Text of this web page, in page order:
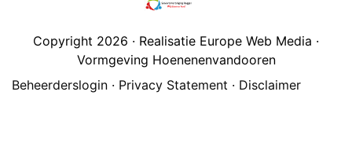
Copyright 2026 · Realisatie Europe Web Media ·
Vormgeving Hoenenenvandooren
Beheerderslogin · Privacy Statement · Disclaimer